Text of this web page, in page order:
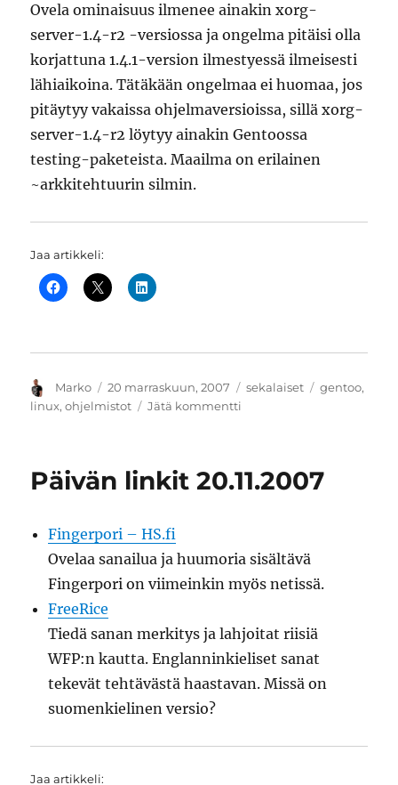
Ovela ominaisuus ilmenee ainakin xorg-
server-1.4-r2 -versiossa ja ongelma pitäisi olla
korjattuna 1.4.1-version ilmestyessä ilmeisesti
lähiaikoina. Tätäkään ongelmaa ei huomaa, jos
pitäytyy vakaissa ohjelmaversioissa, sillä xorg-
server-1.4-r2 löytyy ainakin Gentoossa
testing-paketeista. Maailma on erilainen
~arkkitehtuurin silmin.
Jaa artikkeli:
Kirjoittaja
Marko Julkaistu
20 marraskuun, 2007 Kategoriat
sekalaiset Avainsanat
gentoo,
linux,ohjelmistot Jätä kommentti
näppäimistön
Päivän linkit 20.11.2007
Fingerpori – HS.fi
Ovelaa sanailua ja huumoria sisältävä
Fingerpori on viimeinkin myös netissä.
FreeRice
Tiedä sanan merkitys ja lahjoitat riisiä
WFP:n kautta. Englanninkieliset sanat
tekevät tehtävästä haastavan. Missä on
suomenkielinen versio?
Jaa artikkeli: